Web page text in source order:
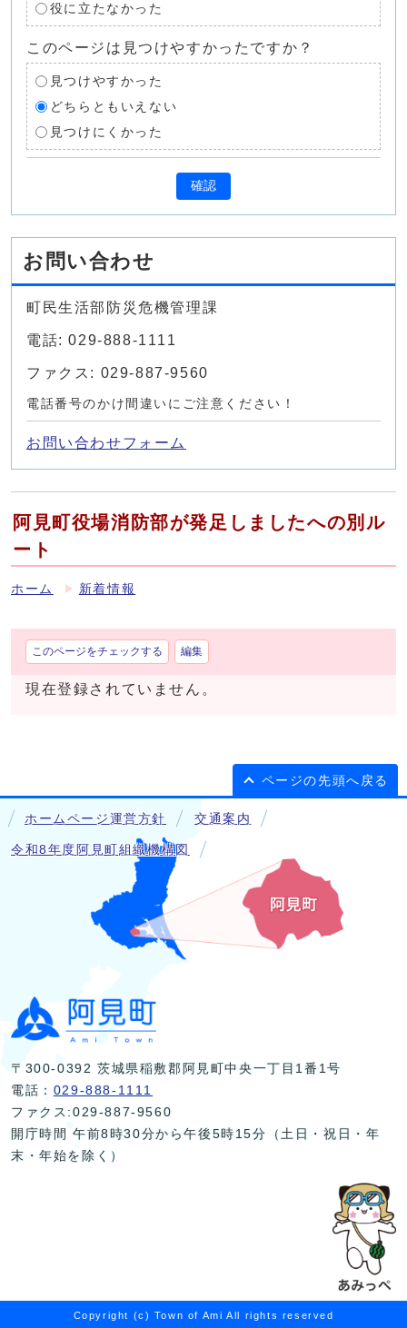
役に立たなかった
このページは見つけやすかったですか？
見つけやすかった
どちらともいえない
見つけにくかった
確認
お問い合わせ
町民生活部防災危機管理課
電話: 029-888-1111
ファクス: 029-887-9560
電話番号のかけ間違いにご注意ください！
お問い合わせフォーム
阿見町役場消防部が発足しましたへの別ル
ート
ホーム 新着情報
このページをチェックする 編集
現在登録されていません。
ページの先頭へ戻る
ホームページ運営方針 交通案内
令和8年度阿見町組織機構図
〒300-0392 茨城県稲敷郡阿見町中央一丁目1番1号
電話： 029-888-1111
ファクス:029-887-9560
開庁時間 午前8時30分から午後5時15分（土日・祝日・年
末・年始を除く）
Copyright (c) Town of Ami All rights reserved